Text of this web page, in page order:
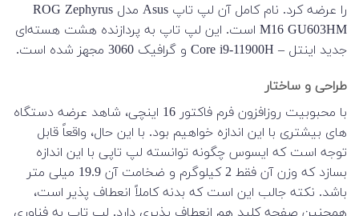
را عرضه کرد. نام کامل آن لپ تاپ Asus مدل ROG Zephyrus
M16 GU603HM است. این لپ تاپ به پردازنده هشت هسته‌ای
جدید اینتل – Core i9-11900H و گرافیک 3060 مجهز شده است.
طراحی و ساختار
با محبوبیت روزافزون فرم فاکتور 16 اینچی، شاهد عرضه دستگاه
های بیشتری با این اندازه خواهیم بود. با این حال، واقعاً قابل
توجه است که ایسوس چگونه توانسته لپ تاپی با این اندازه
بسازد که وزن آن فقط 2 کیلوگرم و ضخامت آن 19.9 میلی متر
باشد. نکته جالب این است که بدنه کاملاً انعطاف پذیر است،